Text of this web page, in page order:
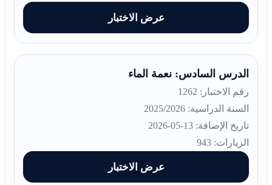
عرض الاختبار
الدرس السادس: نعمة الماء
رقم الاختبار: 1262
السنة الدراسية: 2025/2026
تاريخ الإضافة: 13-05-2026
الزيارات: 943
عرض الاختبار